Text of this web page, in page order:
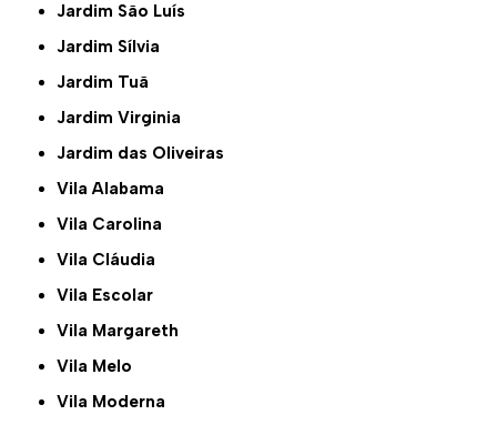
Jardim São Luís
Jardim Sílvia
Jardim Tuã
Jardim Virginia
Jardim das Oliveiras
Vila Alabama
Vila Carolina
Vila Cláudia
Vila Escolar
Vila Margareth
Vila Melo
Vila Moderna